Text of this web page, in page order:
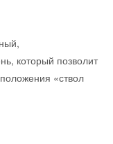
который позволит
«ствол